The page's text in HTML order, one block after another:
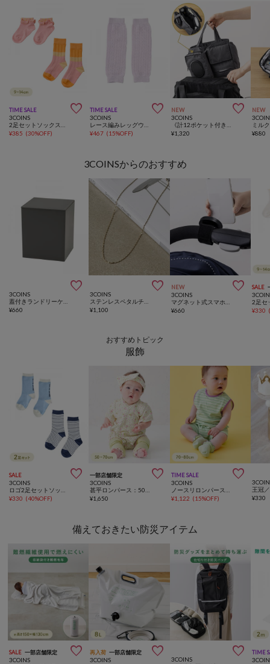
TIME SALE 
3COINS
¥385 (30%OFF)
TIME SALE 
3COINS
¥467 (15%OFF)
NEW 
3COINS
¥1,320
NEW
¥880
3COINSからのおすすめ

3COINS
¥660

3COINS
¥1,100
NEW 
3COINS
¥660
SALE
¥330
おすすめトピック
服飾
SALE 
3COINS
¥330 (40%OFF)
一部店舗限定 
3COINS
¥1,650
TIME SALE 
3COINS
¥1,122 (15%OFF) ¥330
備えておきたい防災アイテム
SALE 一部店舗限定 
3COINS
再入荷 一部店舗限定 
3COINS

3COINS
TIME